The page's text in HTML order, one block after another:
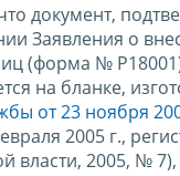
документ,
Заявления о
(форма №
на бланке,
от 23 ноября
2005 г.,
власти, 2005, №